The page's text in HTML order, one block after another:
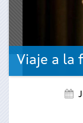
Viaje a la